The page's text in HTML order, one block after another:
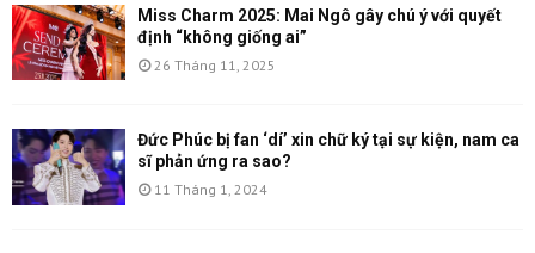
Miss Charm 2025: Mai Ngô gây chú ý với quyết
định “không giống ai”
26 Tháng 11, 2025
Đức Phúc bị fan ‘dí’ xin chữ ký tại sự kiện, nam ca
sĩ phản ứng ra sao?
11 Tháng 1, 2024